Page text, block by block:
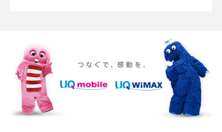
iPhone 16eとiPhone SE（第3世代）の違いは？サイズやスペックを比較して解説
iPhone 16eとiPhone 14を徹底比較！スペック・機能の違いをわかりやすく紹介
iPhone 16シリーズのモデルを比較！価格・サイズ・カメラ性能の違いを徹底解説
iPhone 16とiPhone 15の違いは？カメラ・スペック・機能を徹底比較